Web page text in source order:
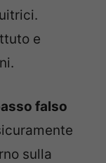
e
falso
sulla